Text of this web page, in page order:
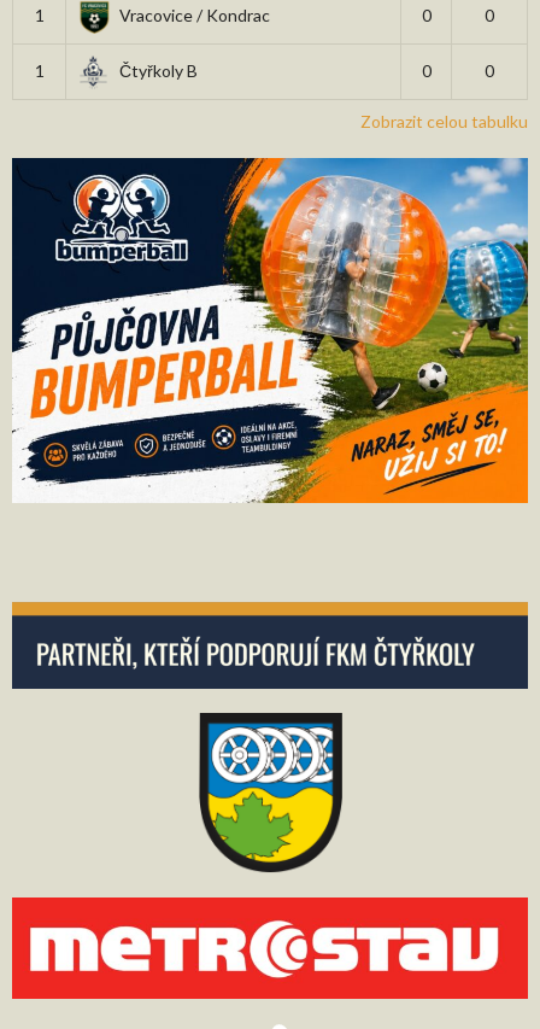
1 Vracovice / Kondrac 0 0
1 Čtyřkoly B 0 0
Zobrazit celou tabulku